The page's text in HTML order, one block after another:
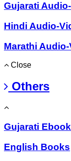
Gujarati
Hindi Audio-
Marathi
Close
Others
Gujarati
English Books